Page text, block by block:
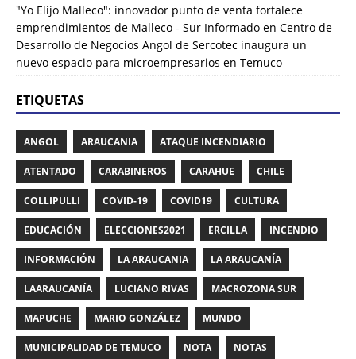
"Yo Elijo Malleco": innovador punto de venta fortalece
emprendimientos de Malleco - Sur Informado en Centro de
Desarrollo de Negocios Angol de Sercotec inaugura un
nuevo espacio para microempresarios en Temuco
ETIQUETAS
ANGOL ARAUCANIA ATAQUE INCENDIARIO
ATENTADO CARABINEROS CARAHUE CHILE
COLLIPULLI COVID-19 COVID19 CULTURA
EDUCACIÓN ELECCIONES2021 ERCILLA INCENDIO
INFORMACIÓN LA ARAUCANIA LA ARAUCANÍA
LAARAUCANÍA LUCIANO RIVAS MACROZONA SUR
MAPUCHE MARIO GONZÁLEZ MUNDO
MUNICIPALIDAD DE TEMUCO NOTA NOTAS